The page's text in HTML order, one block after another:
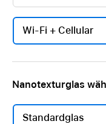
Wi-Fi + Cellular
Nanotexturglas
Standardglas